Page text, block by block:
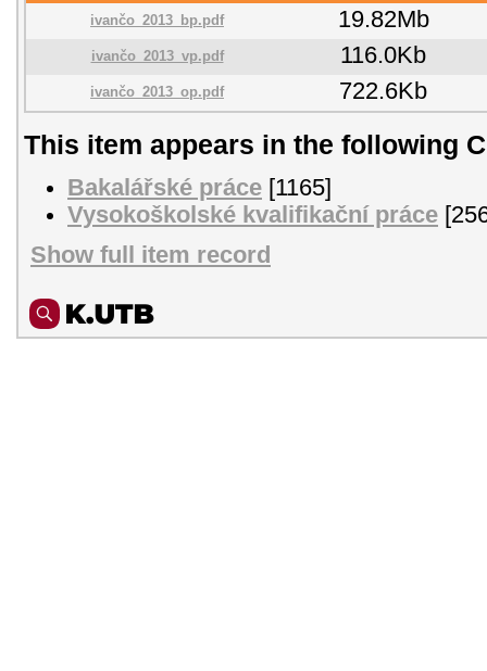
ivančo_2013_bp.pdf
19.82Mb
ivančo_2013_vp.pdf 116.0Kb
ivančo_2013_op.pdf 722.6Kb
This item appears in the following
Bakalářské práce [1165]
Vysokoškolské kvalifikační práce
Show full item record